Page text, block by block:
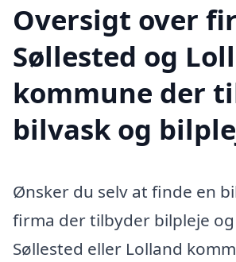
Oversigt over
Søllested og
kommune der
bilvask og
Ønsker du selv at finde en
firma der tilbyder bilpleje
Søllested eller Lolland